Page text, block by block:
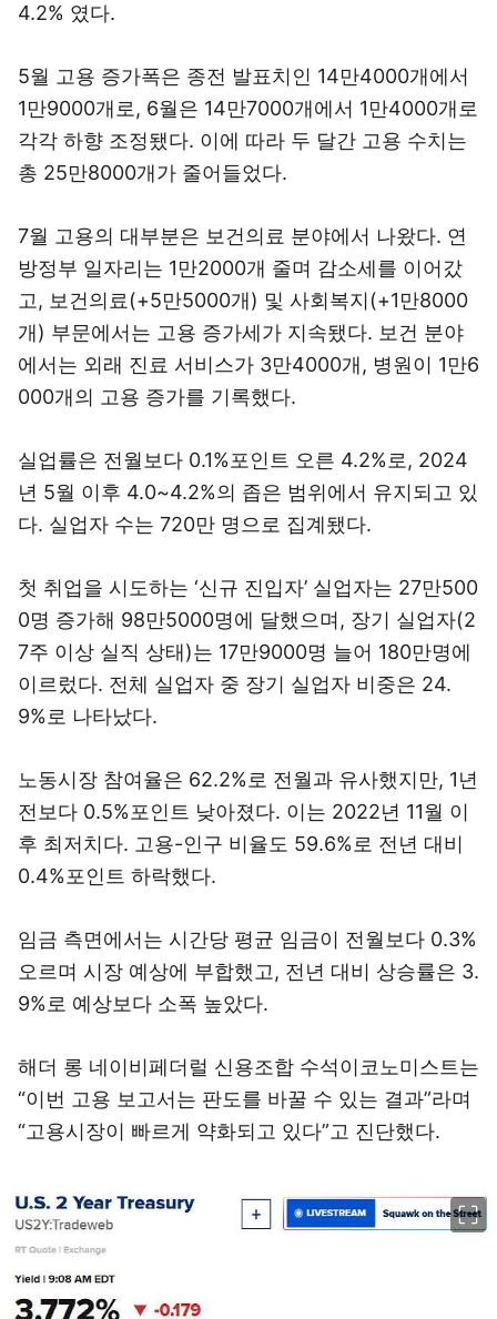
4.2% 였다.
5월 고용 증가폭은 종전 발표치인 14만4000개에서
1만9000개로, 6월은 14만7000개에서 1만4000개로
각각 하향 조정됐다. 이에 따라 두 달간 고용 수치는
총 25만8000개가 줄어들었다.
7월 고용의 대부분은 보건의료 분야에서 나왔다. 연
방정부 일자리는 1만2000개 줄며 감소세를 이어갔
고, 보건의료(+5만5000개) 및 사회복지(+1만8000
개) 부문에서는 고용 증가세가 지속됐다. 보건 분야
에서는 외래 진료 서비스가 3만4000개, 병원이 1만6
000개의 고용 증가를 기록했다.
실업률은 전월보다 0.1%포인트 오른 4.2%로, 2024
년 5월 이후 4.0~4.2%의 좁은 범위에서 유지되고 있
다. 실업자 수는 720만 명으로 집계됐다.
첫 취업을 시도하는 ‘신규 진입자’ 실업자는 27만500
0명 증가해 98만5000명에 달했으며, 장기 실업자(2
7주 이상 실직 상태)는 17만9000명 늘어 180만명에
이르렀다. 전체 실업자 중 장기 실업자 비중은 24.
9%로 나타났다.
노동시장 참여율은 62.2%로 전월과 유사했지만, 1년
전보다 0.5%포인트 낮아졌다. 이는 2022년 11월 이
후 최저치다. 고용-인구 비율도 59.6%로 전년 대비
0.4%포인트 하락했다.
임금 측면에서는 시간당 평균 임금이 전월보다 0.3%
오르며 시장 예상에 부합했고, 전년 대비 상승률은 3.
9%로 예상보다 소폭 높았다.
해더 롱 네이비페더럴 신용조합 수석이코노미스트는
“이번 고용 보고서는 판도를 바꿀 수 있는 결과”라며
“고용시장이 빠르게 약화되고 있다”고 진단했다.